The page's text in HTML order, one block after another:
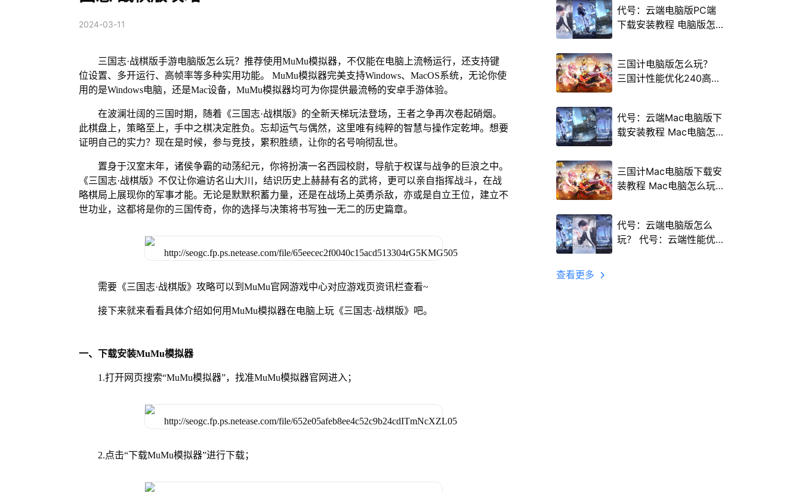
2024-03-11
三国志·战棋版手游电脑版怎么玩？推荐使用MuMu模拟器，不仅能在电脑上流畅运行，还支持键
位设置、多开运行、高帧率等多种实用功能。 MuMu模拟器完美支持Windows、MacOS系统，无论你使
用的是Windows电脑，还是Mac设备，MuMu模拟器均可为你提供最流畅的安卓手游体验。
在波澜壮阔的三国时期，随着《三国志·战棋版》的全新天梯玩法登场，王者之争再次卷起硝烟。
此棋盘上，策略至上，手中之棋决定胜负。忘却运气与偶然，这里唯有纯粹的智慧与操作定乾坤。想要
证明自己的实力？现在是时候，参与竞技，累积胜绩，让你的名号响彻乱世。
置身于汉室末年，诸侯争霸的动荡纪元，你将扮演一名西园校尉，导航于权谋与战争的巨浪之中。
《三国志·战棋版》不仅让你遍访名山大川，结识历史上赫赫有名的武将，更可以亲自指挥战斗，在战
略棋局上展现你的军事才能。无论是默默积蓄力量，还是在战场上英勇杀敌，亦或是自立王位，建立不
世功业，这都将是你的三国传奇，你的选择与决策将书写独一无二的历史篇章。
需要《三国志·战棋版》攻略可以到MuMu官网游戏中心对应游戏页资讯栏查看~
接下来就来看看具体介绍如何用MuMu模拟器在电脑上玩《三国志·战棋版》吧。
一、下载安装MuMu模拟器
1.打开网页搜索“MuMu模拟器”，找准MuMu模拟器官网进入；
2.点击“下载MuMu模拟器”进行下载；
代号：云端电脑版PC端
下载安装教程 电脑版怎
三国计电脑版怎么玩？
三国计性能优化240高帧
代号：云端Mac电脑版下
载安装教程 Mac电脑怎
三国计Mac电脑版下载安
装教程 Mac电脑怎么玩
代号：云端电脑版怎么
玩？ 代号：云端性能优
查看更多